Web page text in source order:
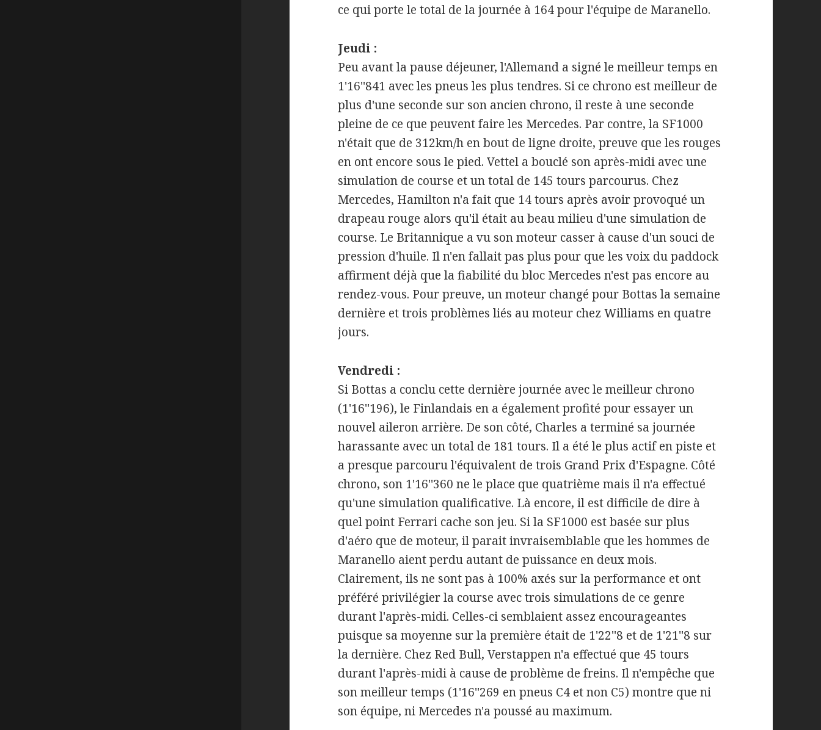
ce qui porte le total de la journée à 164 pour l'équipe de Maranello.
Jeudi :
Peu avant la pause déjeuner, l'Allemand a signé le meilleur temps en
1'16''841 avec les pneus les plus tendres. Si ce chrono est meilleur de
plus d'une seconde sur son ancien chrono, il reste à une seconde
pleine de ce que peuvent faire les Mercedes. Par contre, la SF1000
n'était que de 312km/h en bout de ligne droite, preuve que les rouges
en ont encore sous le pied. Vettel a bouclé son après-midi avec une
simulation de course et un total de 145 tours parcourus. Chez
Mercedes, Hamilton n'a fait que 14 tours après avoir provoqué un
drapeau rouge alors qu'il était au beau milieu d'une simulation de
course. Le Britannique a vu son moteur casser à cause d'un souci de
pression d'huile. Il n'en fallait pas plus pour que les voix du paddock
affirment déjà que la fiabilité du bloc Mercedes n'est pas encore au
rendez-vous. Pour preuve, un moteur changé pour Bottas la semaine
dernière et trois problèmes liés au moteur chez Williams en quatre
jours.
Vendredi :
Si Bottas a conclu cette dernière journée avec le meilleur chrono
(1'16''196), le Finlandais en a également profité pour essayer un
nouvel aileron arrière. De son côté, Charles a terminé sa journée
harassante avec un total de 181 tours. Il a été le plus actif en piste et
a presque parcouru l'équivalent de trois Grand Prix d'Espagne. Côté
chrono, son 1'16''360 ne le place que quatrième mais il n'a effectué
qu'une simulation qualificative. Là encore, il est difficile de dire à
quel point Ferrari cache son jeu. Si la SF1000 est basée sur plus
d'aéro que de moteur, il parait invraisemblable que les hommes de
Maranello aient perdu autant de puissance en deux mois.
Clairement, ils ne sont pas à 100% axés sur la performance et ont
préféré privilégier la course avec trois simulations de ce genre
durant l'après-midi. Celles-ci semblaient assez encourageantes
puisque sa moyenne sur la première était de 1'22''8 et de 1'21''8 sur
la dernière. Chez Red Bull, Verstappen n'a effectué que 45 tours
durant l'après-midi à cause de problème de freins. Il n'empêche que
son meilleur temps (1'16''269 en pneus C4 et non C5) montre que ni
son équipe, ni Mercedes n'a poussé au maximum.